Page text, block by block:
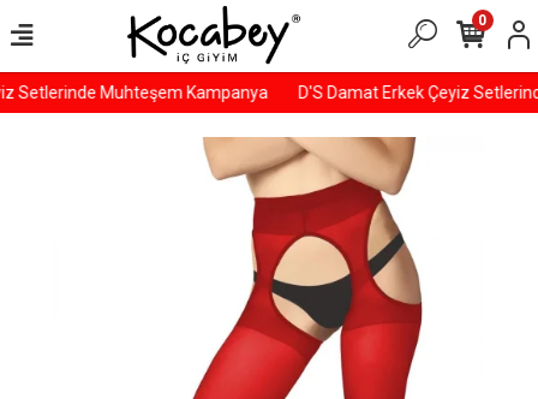
Setlerinde Muhteşem Kampanya D'S Damat Erkek Çeyiz
0